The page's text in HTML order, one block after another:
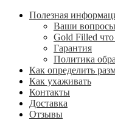
Полезная
Ваши вопросы
Gold Filled что
Гарантия
Политика
Как определить
Как ухаживать
Контакты
Доставка
Отзывы